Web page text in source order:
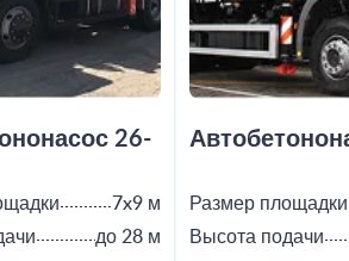
26-
7x9 м
до 28 м
Размер площадки
Высота подачи